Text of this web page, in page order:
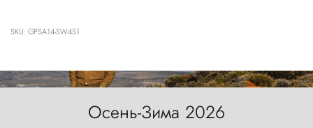
SKU: GPSA14-SW451
Осень-Зима 2026